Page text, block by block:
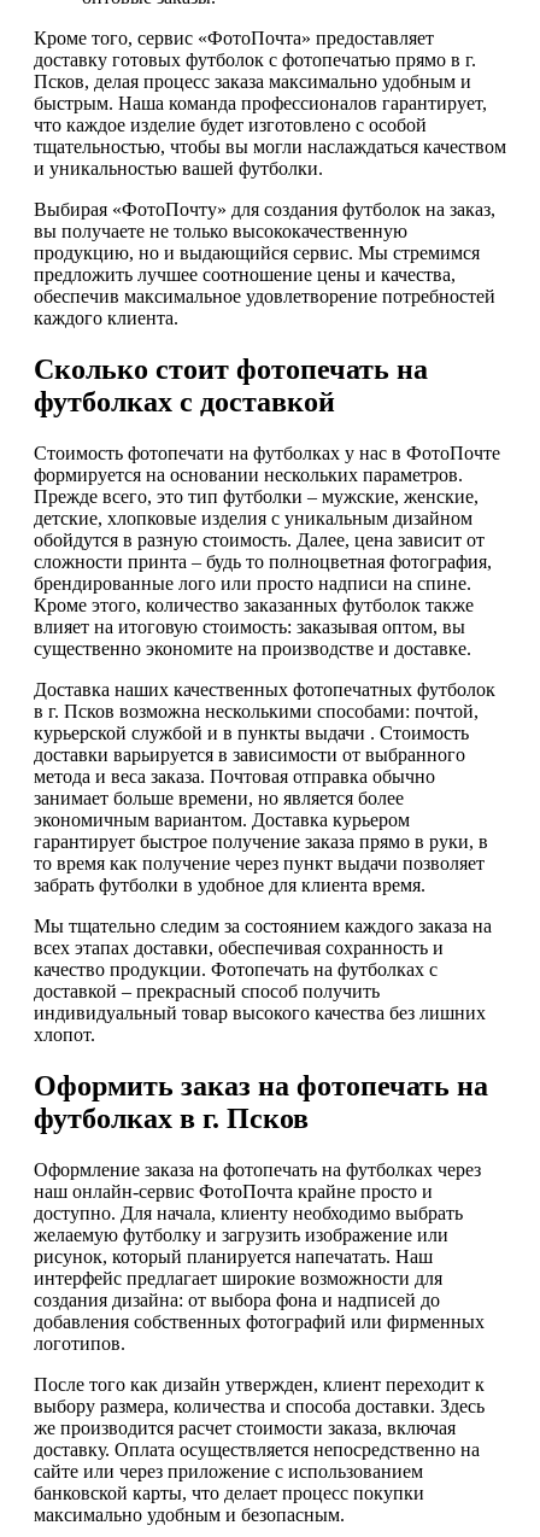
Кроме того, сервис «ФотоПочта» предоставляет
доставку готовых футболок с фотопечатью прямо в г.
Псков, делая процесс заказа максимально удобным и
быстрым. Наша команда профессионалов гарантирует,
что каждое изделие будет изготовлено с особой
тщательностью, чтобы вы могли наслаждаться качеством
и уникальностью вашей футболки.
Выбирая «ФотоПочту» для создания футболок на заказ,
вы получаете не только высококачественную
продукцию, но и выдающийся сервис. Мы стремимся
предложить лучшее соотношение цены и качества,
обеспечив максимальное удовлетворение потребностей
каждого клиента.
Сколько стоит фотопечать на
футболках с доставкой
Стоимость фотопечати на футболках у нас в ФотоПочте
формируется на основании нескольких параметров.
Прежде всего, это тип футболки – мужские, женские,
детские, хлопковые изделия с уникальным дизайном
обойдутся в разную стоимость. Далее, цена зависит от
сложности принта – будь то полноцветная фотография,
брендированные лого или просто надписи на спине.
Кроме этого, количество заказанных футболок также
влияет на итоговую стоимость: заказывая оптом, вы
существенно экономите на производстве и доставке.
Доставка наших качественных фотопечатных футболок
в г. Псков возможна несколькими способами: почтой,
курьерской службой и в пункты выдачи . Стоимость
доставки варьируется в зависимости от выбранного
метода и веса заказа. Почтовая отправка обычно
занимает больше времени, но является более
экономичным вариантом. Доставка курьером
гарантирует быстрое получение заказа прямо в руки, в
то время как получение через пункт выдачи позволяет
забрать футболки в удобное для клиента время.
Мы тщательно следим за состоянием каждого заказа на
всех этапах доставки, обеспечивая сохранность и
качество продукции. Фотопечать на футболках с
доставкой – прекрасный способ получить
индивидуальный товар высокого качества без лишних
хлопот.
Оформить заказ на фотопечать на
футболках в г. Псков
Оформление заказа на фотопечать на футболках через
наш онлайн-сервис ФотоПочта крайне просто и
доступно. Для начала, клиенту необходимо выбрать
желаемую футболку и загрузить изображение или
рисунок, который планируется напечатать. Наш
интерфейс предлагает широкие возможности для
создания дизайна: от выбора фона и надписей до
добавления собственных фотографий или фирменных
логотипов.
После того как дизайн утвержден, клиент переходит к
выбору размера, количества и способа доставки. Здесь
же производится расчет стоимости заказа, включая
доставку. Оплата осуществляется непосредственно на
сайте или через приложение с использованием
банковской карты, что делает процесс покупки
максимально удобным и безопасным.